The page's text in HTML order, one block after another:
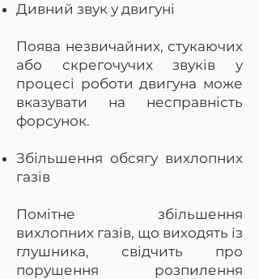
Дивний звук у двигуні
Поява незвичайних, стукаючих
або скрегочучих звуків у
процесі роботи двигуна може
вказувати на несправність
форсунок.
Збільшення обсягу вихлопних
газів
Помітне збільшення
вихлопних газів, що виходять із
глушника, свідчить про
порушення розпилення